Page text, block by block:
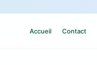
Accueil Contact